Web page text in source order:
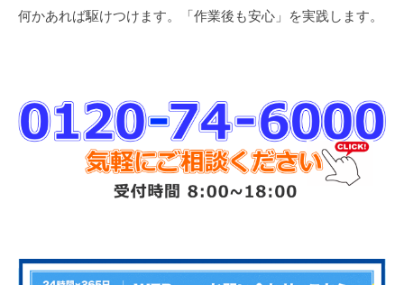
何かあれば駆けつけます。「作業後も安心」を実践します。